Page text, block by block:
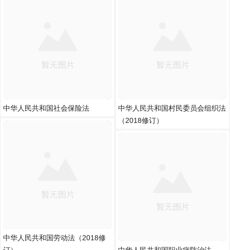
中华人民共和国社会保险法
中华人民共和国劳动法（2018修
中华人民共和国村民委员会组织法
（2018修订）